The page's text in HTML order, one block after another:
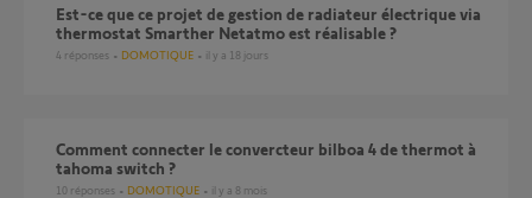
Est-ce que ce projet de gestion de radiateur électrique via
thermostat Smarther Netatmo est réalisable ?
4 réponses DOMOTIQUE il y a 18 jours
Comment connecter le convercteur bilboa 4 de thermot à
tahoma switch ?
10 réponses DOMOTIQUE il y a 8 mois